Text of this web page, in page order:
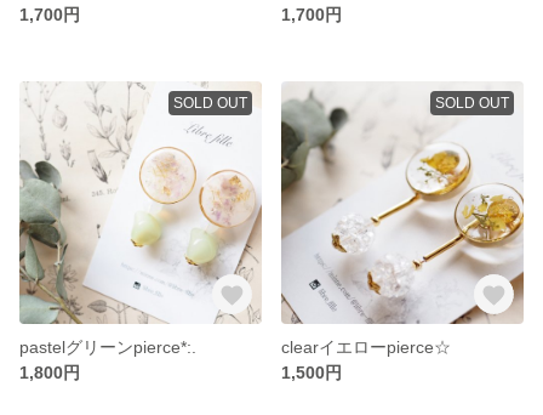
1,700円
1,700円
SOLD OUT
pastelグリーンpierce*:.
1,800円
SOLD OUT
clearイエローpierce☆
1,500円